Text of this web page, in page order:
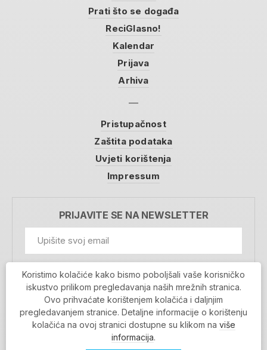
Prati što se događa
ReciGlasno!
Kalendar
Prijava
Arhiva
Pristupačnost
Zaštita podataka
Uvjeti korištenja
Impressum
PRIJAVITE SE NA NEWSLETTER
Prihvaćam da se moji podaci spremaju u bazu
podataka i koriste u svrhu slanja MojaRijeka
newslettera
MOJARIJEKA NEWSLETTER
PRIJAVI SE
Koristimo kolačiće kako bismo poboljšali vaše korisničko
iskustvo prilikom pregledavanja naših mrežnih stranica.
Ovo prihvaćate korištenjem kolačića i daljnjim
pregledavanjem stranice. Detaljne informacije o korištenju
kolačića na ovoj stranici dostupne su klikom na više
informacija.